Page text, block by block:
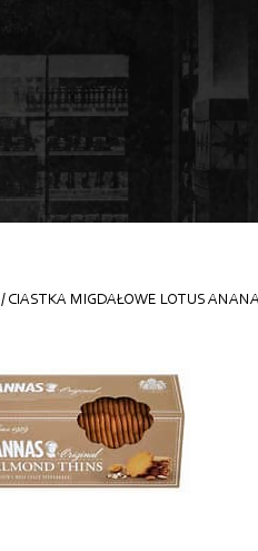
/ CIASTKA MIGDAŁOWE LOTUS